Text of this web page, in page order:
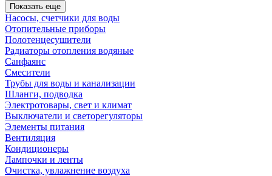
Показать еще
Насосы, счетчики для воды
Отопительные приборы
Полотенцесушители
Радиаторы отопления водяные
Санфаянс
Смесители
Трубы для воды и канализации
Шланги, подводка
Электротовары, свет и климат
Выключатели и светорегуляторы
Элементы питания
Вентиляция
Кондиционеры
Лампочки и ленты
Очистка, увлажнение воздуха